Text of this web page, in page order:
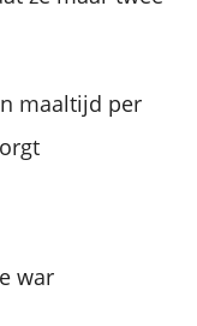
maaltijd per
war